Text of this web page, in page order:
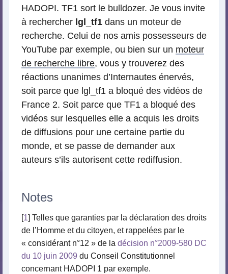
HADOPI. TF1 sort le bulldozer. Je vous invite
à rechercher lgl_tf1 dans un moteur de
recherche. Celui de nos amis possesseurs de
YouTube par exemple, ou bien sur un moteur
de recherche libre, vous y trouverez des
réactions unanimes d’Internautes énervés,
soit parce que lgl_tf1 a bloqué des vidéos de
France 2. Soit parce que TF1 a bloqué des
vidéos sur lesquelles elle a acquis les droits
de diffusions pour une certaine partie du
monde, et se passe de demander aux
auteurs s’ils autorisent cette rediffusion.
Notes
[1] Telles que garanties par la déclaration des droits
de l’Homme et du citoyen, et rappelées par le
« considérant n°12 » de la décision n°2009-580 DC
du 10 juin 2009 du Conseil Constitutionnel
concernant HADOPI 1 par exemple.